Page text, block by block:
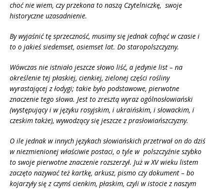
choć nie wiem, czy przekona to naszą Czytelniczkę, swoje
historyczne uzasadnienie.
By wyjaśnić tę sprzeczność, musimy się jednak cofnąć w czasie i
to o jakieś siedemset, osiemset lat. Do staropolszczyzny.
Wówczas nie istniało jeszcze słowo liść, a jedynie list – na
określenie tej płaskiej, cienkiej, zielonej części rośliny
wyrastającej z łodygi; takie było podstawowe, pierwotne
znaczenie tego słowa. Jest to zresztą wyraz ogólnosłowiański
(występujący i w języku rosyjskim, i ukraińskim, i słowackim, i
czeskim także), wywodzący się jeszcze z prasłowiańszczyzny.
O ile jednak w innych językach słowiańskich przetrwał on do dziś
w niezmienionej właściwie postaci, o tyle w polszczyźnie szybko
to swoje pierwotne znaczenie rozszerzył. Już w XV wieku listem
zaczęto nazywać też kartkę, arkusz, pismo czy dokument – bo
kojarzyły się z czymś cienkim, płaskim, czyli w istocie z naszym